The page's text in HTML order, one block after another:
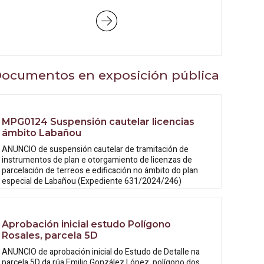
en exposición pública
MPG0124 Suspensión cautelar licencias
ámbito Labañou
ANUNCIO de suspensión cautelar de tramitación de
instrumentos de plan e otorgamiento de licenzas de
parcelación de terreos e edificación no ámbito do plan
especial de Labañou (Expediente 631/2024/246)
Aprobación inicial estudo Polígono
Rosales, parcela 5D
ANUNCIO de aprobación inicial do Estudode Detalle na